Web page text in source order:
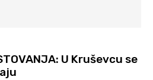
U Kruševcu se